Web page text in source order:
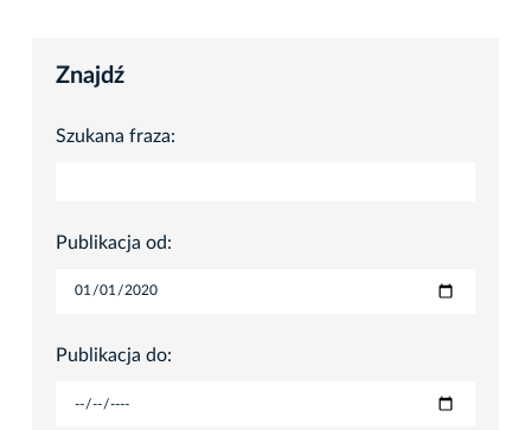
Znajdź
Szukana fraza:
Publikacja od:
Publikacja do: